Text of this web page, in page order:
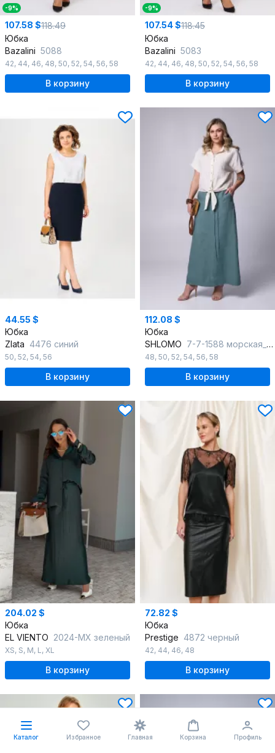
-9%
107.58 $118.49
Юбка
Bazalini 5088
42, 44, 46, 48, 50, 52, 54, 56, 58
В корзину
-9%
107.54 $118.45
Юбка
Bazalini 5083
42, 44, 46, 48, 50, 52, 54, 56, 58
В корзину
44.55 $
Юбка
Zlata 4476 синий
50, 52, 54, 56
В корзину
112.08 $
Юбка
SHLOMO 7-7-1588 морская_волна
48, 50, 52, 54, 56, 58
В корзину
204.02 $
Юбка
EL VIENTO 2024-MX зеленый
XS, S, M, L, XL
В корзину
72.82 $
Юбка
Prestige 4872 черный
42, 44, 46, 48
В корзину
Каталог Избранное Главная Корзина Профиль